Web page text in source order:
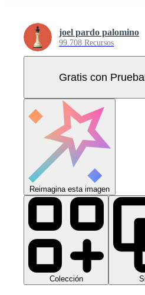
joel pardo palomino
99.708 Recursos
Gratis con Prueba
Reimagina esta imagen
Colección